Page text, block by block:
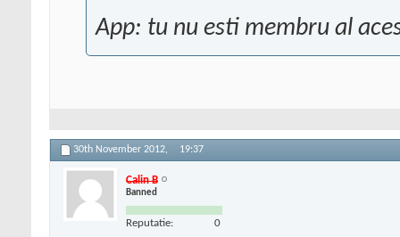
App: tu nu esti membru al
30th November 2012, 19:37
Calin B
Banned
Reputatie: 0